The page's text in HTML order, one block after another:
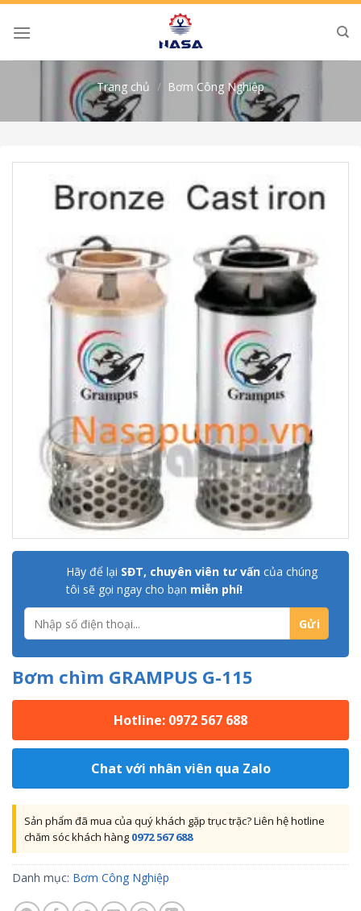
Skip
Trang chủ / Bơm Công Nghiệp
Hãy để lại SĐT, chuyên viên tư vấn của chúng
tôi sẽ gọi ngay cho bạn miễn phí!
Bơm chìm GRAMPUS G-115
Hotline: 0972 567 688
Chat với nhân viên qua Zalo
Sản phẩm đã mua của quý khách gặp trục trặc? Liên hệ hotline
chăm sóc khách hàng 0972 567 688
Danh mục: Bơm Công Nghiệp